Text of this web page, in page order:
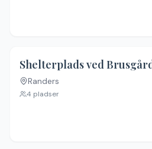
Ingen billeder
Shelterplads ved
Randers
4 pladser